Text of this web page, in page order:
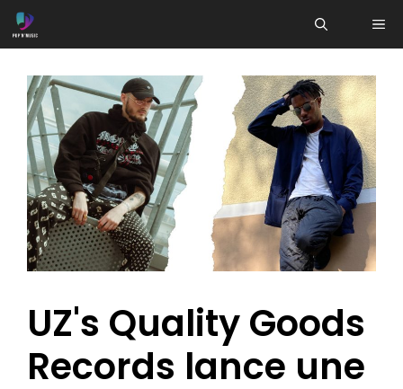
Aller
au
UZ's Quality Goods
Records lance une